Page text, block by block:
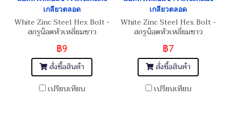
เกลียวตลอด
White Zinc Steel Hex Bolt -
สกรูน็อตหัวเหลี่ยมขาว
฿9
สั่งซื้อสินค้า
เปรียบเทียบ
เกลียวตลอด
White Zinc Steel Hex Bolt -
สกรูน็อตหัวเหลี่ยมขาว
฿7
สั่งซื้อสินค้า
เปรียบเทียบ